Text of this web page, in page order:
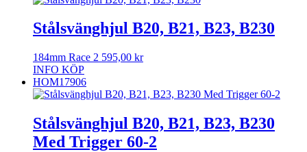
Stålsvänghjul B20, B21, B23, B230
184mm Race 2 595,00 kr
INFO KÖP
HOM17906
Stålsvänghjul B20, B21, B23, B230
Med Trigger 60-2